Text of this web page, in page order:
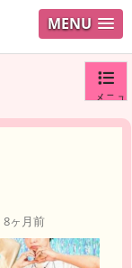
MENU
メニュ
検索
8ヶ月前